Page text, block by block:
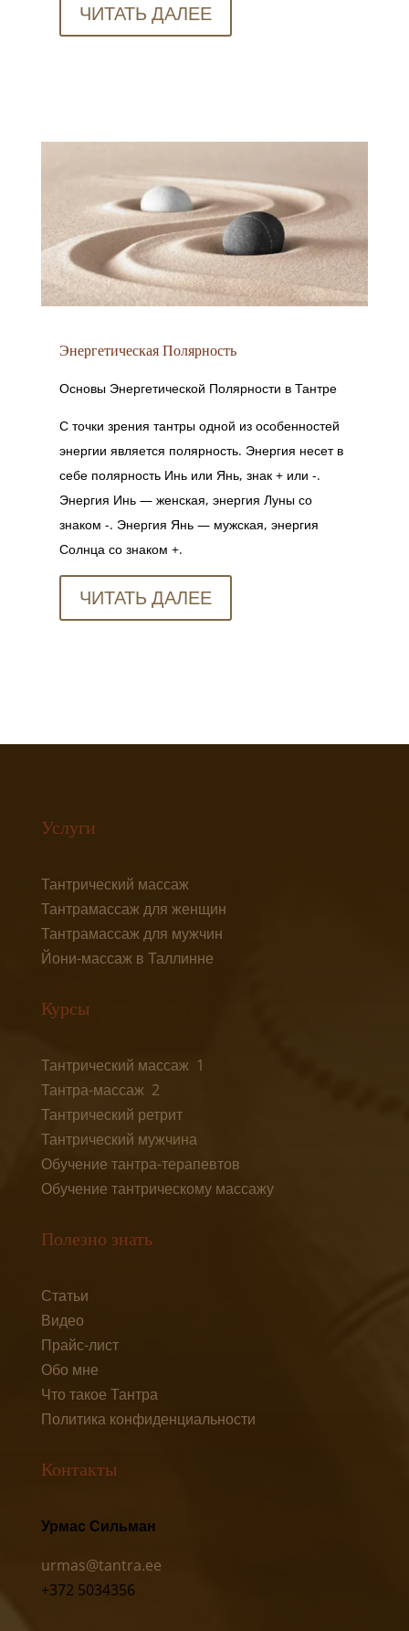
ЧИТАТЬ ДАЛЕЕ
Энергетическая Полярность
Основы Энергетической Полярности в Тантре
С точки зрения тантры одной из особенностей
энергии является полярность. Энергия несет в
себе полярность Инь или Янь, знак + или -.
Энергия Инь — женская, энергия Луны со
знаком -. Энергия Янь — мужская, энергия
Солнца со знаком +.
ЧИТАТЬ ДАЛЕЕ
Услуги
Тантрический массаж
Тантрамассаж для женщин
Тантрамассаж для мужчин
Йони-массаж в Таллинне
Курсы
Тантрический массаж 1
Тантра-массаж 2
Тантрический ретрит
Тантрический мужчина
Обучение тантра-терапевтов
Обучение тантрическому массажу
Полезно знать
Статьи
Видео
Прайс-лист
Обо мне
Что такое Тантра
Политика конфиденциальности
Контакты
Урмас Сильман
urmas@tantra.ee
+372 5034356